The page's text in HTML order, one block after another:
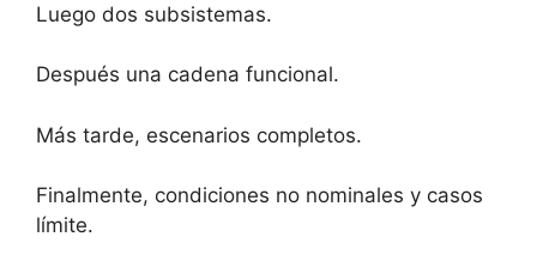
Luego dos subsistemas.
Después una cadena funcional.
Más tarde, escenarios completos.
Finalmente, condiciones no nominales y casos
límite.